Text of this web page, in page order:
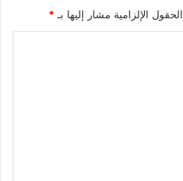
الحقول الإلزامية مشار إليها بـ*